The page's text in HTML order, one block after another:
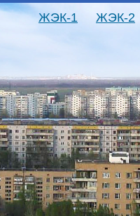
ЖЭК-1 ЖЭК-2